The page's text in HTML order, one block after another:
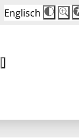
Englisch
Die
100